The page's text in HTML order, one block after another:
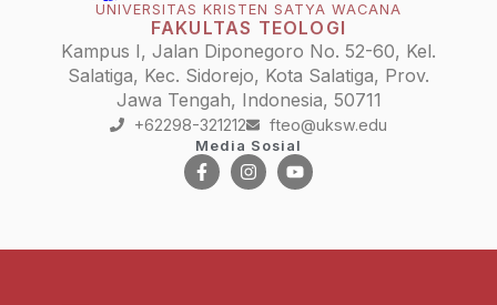
UNIVERSITAS KRISTEN SATYA WACANA
FAKULTAS TEOLOGI
Kampus I, Jalan Diponegoro No. 52-60, Kel.
Salatiga, Kec. Sidorejo, Kota Salatiga, Prov.
Jawa Tengah, Indonesia, 50711
+62298-321212 fteo@uksw.edu
Media Sosial